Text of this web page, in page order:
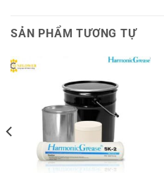
SẢN PHẨM TƯƠNG TỰ